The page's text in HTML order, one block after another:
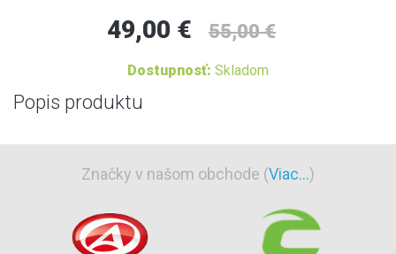
49,00 €
55,00 €
Dostupnosť: Skladom
Popis produktu
Značky v našom obchode (Viac...)